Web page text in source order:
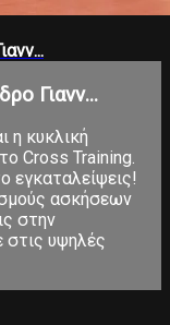
Γιανν...
η κυκλική
Cross Training.
εγκαταλείψεις!
ασκήσεων
στην
στις υψηλές